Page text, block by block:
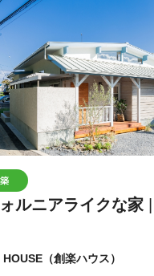
ルニアライクな家
（創楽ハウス）